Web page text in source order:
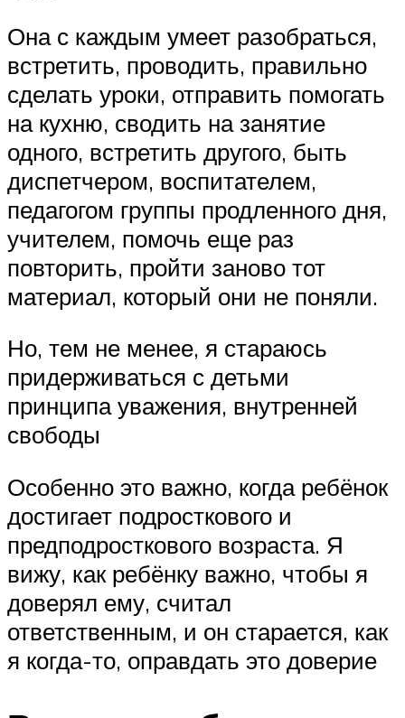
Она с каждым умеет разобраться,
встретить, проводить, правильно
сделать уроки, отправить помогать
на кухню, сводить на занятие
одного, встретить другого, быть
диспетчером, воспитателем,
педагогом группы продленного дня,
учителем, помочь еще раз
повторить, пройти заново тот
материал, который они не поняли.
Но, тем не менее, я стараюсь
придерживаться с детьми
принципа уважения, внутренней
свободы
Особенно это важно, когда ребёнок
достигает подросткового и
предподросткового возраста. Я
вижу, как ребёнку важно, чтобы я
доверял ему, считал
ответственным, и он старается, как
я когда-то, оправдать это доверие